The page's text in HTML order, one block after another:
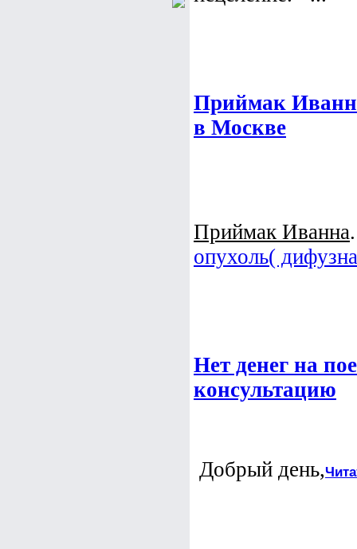
Приймак
в Москве
Приймак Иванна
опухоль(
Нет денег на
консультацию
Добрый день,